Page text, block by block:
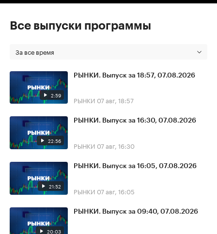
Все выпуски программы
За все время
2:59
РЫНКИ. Выпуск за 18:57, 07.08.2026
РЫНКИ 07 авг, 18:57
22:56
РЫНКИ. Выпуск за 16:30, 07.08.2026
РЫНКИ 07 авг, 16:30
21:52
РЫНКИ. Выпуск за 16:05, 07.08.2026
РЫНКИ 07 авг, 16:05
20:03
РЫНКИ. Выпуск за 09:40, 07.08.2026